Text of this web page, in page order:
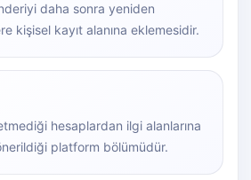
daha sonra yeniden
kişisel kayıt alanına eklemesidir.
hesaplardan ilgi alanlarına
platform bölümüdür.